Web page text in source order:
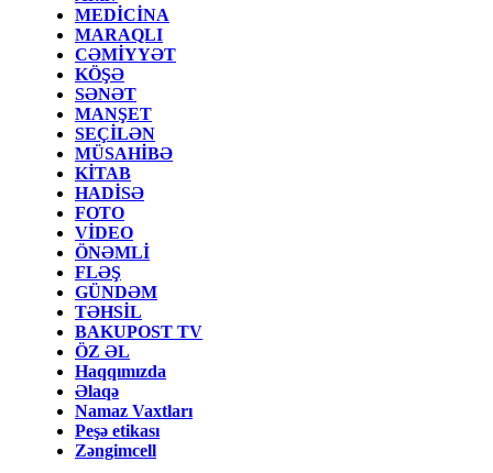
MEDİCİNA
MARAQLI
CƏMİYYƏT
KÖŞƏ
SƏNƏT
MANŞET
SEÇİLƏN
MÜSAHİBƏ
KİTAB
HADİSƏ
FOTO
VİDEO
ÖNƏMLİ
FLƏŞ
GÜNDƏM
TƏHSİL
BAKUPOST TV
ÖZ ƏL
Haqqımızda
Əlaqə
Namaz Vaxtları
Peşə etikası
Zəngimcell